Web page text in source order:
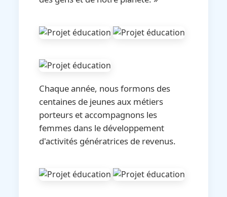
Chaque année, nous formons des
centaines de jeunes aux métiers
porteurs et accompagnons les
femmes dans le développement
d'activités génératrices de revenus.